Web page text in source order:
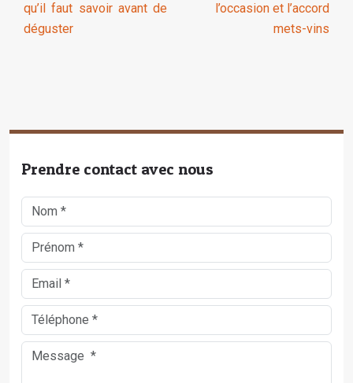
qu’il faut savoir avant de
déguster
l’occasion et l’accord
mets-vins
Prendre contact avec nous